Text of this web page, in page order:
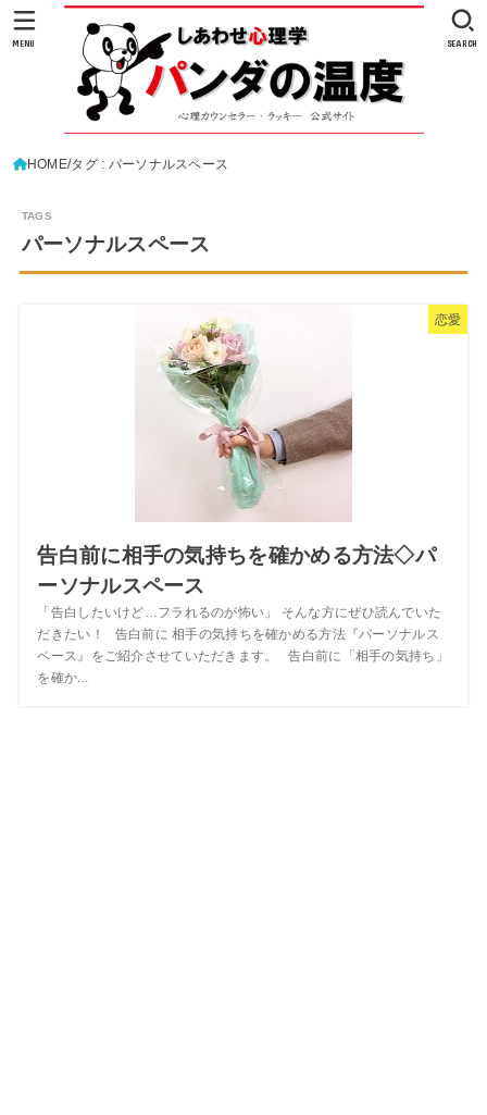
SEARCH
MENU
HOME タグ : パーソナルスペース
パーソナルスペース
恋愛
告白前に相手の気持ちを確かめる方法◇パ
ーソナルスペース
「告白したいけど…フラれるのが怖い」 そんな方にぜひ読んでいた
だきたい！ 告白前に 相手の気持ちを確かめる方法『パーソナルス
ペース』をご紹介させていただきます。 告白前に「相手の気持ち」
を確か...